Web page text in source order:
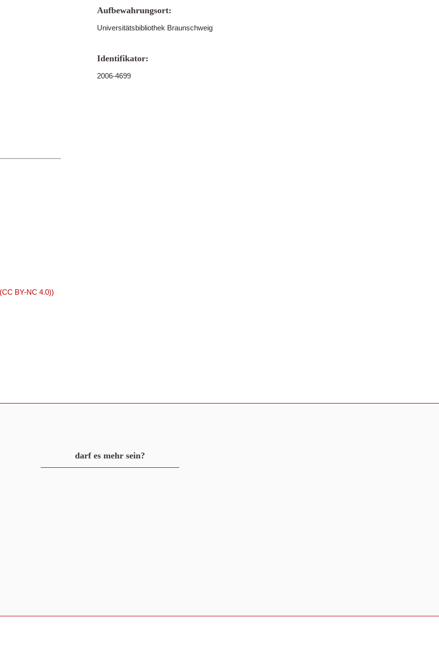
Aufbewahrungsort:
Universitätsbibliothek Braunschweig
Identifikator:
2006-4699
BY-NC 4.0))
darf es mehr sein?